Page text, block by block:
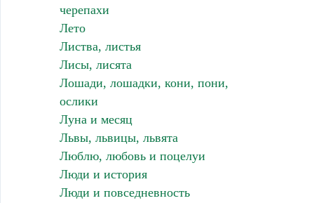
черепахи
Лето
Листва, листья
Лисы, лисята
Лошади, лошадки, кони, пони,
ослики
Луна и месяц
Львы, львицы, львята
Люблю, любовь и поцелуи
Люди и история
Люди и повседневность